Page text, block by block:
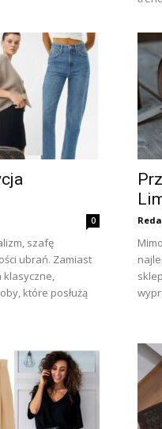
0
szafę
ubrań. Zamiast
klasyczne,
które posłużą